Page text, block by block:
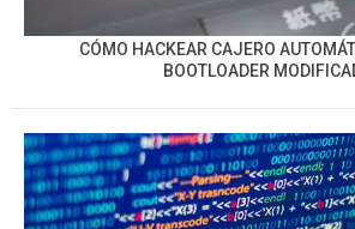
CÓMO HACKEAR CAJERO
BOOTLOADER